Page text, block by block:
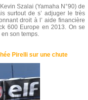
Szalai (Yamaha N°90) de
surtout de s’ adjuger le très
droit à l’ aide financière
600 Europe en 2013. On se
son temps.
Pirelli sur une chute